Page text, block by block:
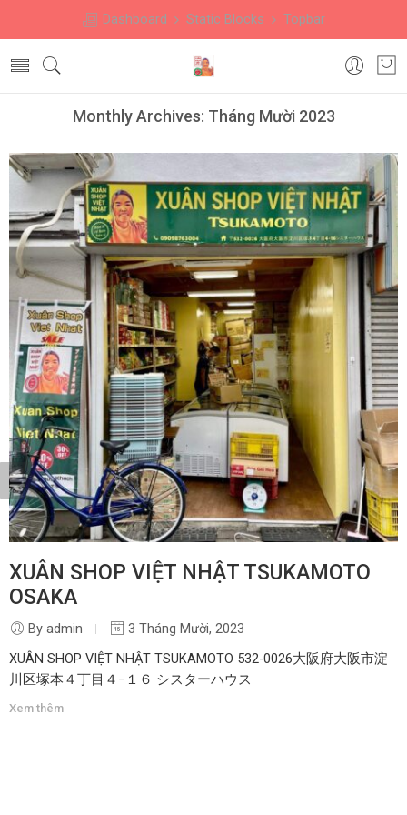
Dashboard Static Blocks Topbar
Monthly Archives: Tháng Mười 2023
XUÂN SHOP VIỆT NHẬT TSUKAMOTO
OSAKA
By admin
3 Tháng Mười, 2023
XUÂN SHOP VIỆT NHẬT TSUKAMOTO 532-0026大阪府大阪市淀
川区塚本４丁目４−１６ シスターハウス
Xem thêm